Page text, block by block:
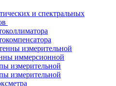
и спектральных
измерительной
иммерсионной
измерительной
измерительной